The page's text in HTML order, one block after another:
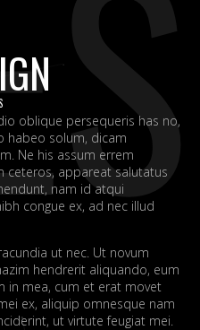
oblique persequeris has no,
habeo solum, dicam
Ne his assum errem
ceteros, appareat salutatus
nam id atqui
congue ex, ad nec illud
ut nec. Ut novum
hendrerit aliquando, eum
in mea, cum et erat movet
ex, aliquip omnesque nam
ut virtute feugiat mei.